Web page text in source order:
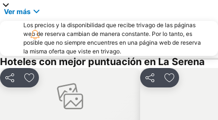
Ver más
Los precios y la disponibilidad que recibe trivago de las páginas
web de reserva cambian de manera constante. Por lo tanto, es
posible que no siempre encuentres en una página web de reserva
la misma oferta que viste en trivago.
Hoteles con mejor puntuación en La Serena
CompartirAgregar a favoritos CompartirAgregar a